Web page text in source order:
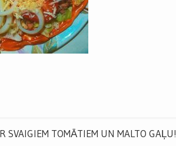
SVAIGIEM TOMĀTIEM UN MALTO GAĻU!